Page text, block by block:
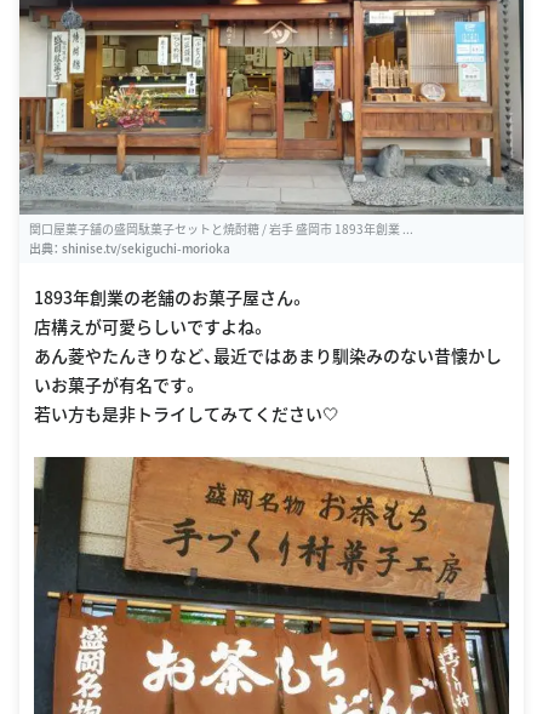
関口屋菓子舗の盛岡駄菓子セットと焼酎糖 / 岩手 盛岡市 1893年創業 ...
出典： shinise.tv/sekiguchi-morioka
1893年創業の老舗のお菓子屋さん。
店構えが可愛らしいですよね。
あん菱やたんきりなど、最近ではあまり馴染みのない昔懐かし
いお菓子が有名です。
若い方も是非トライしてみてください🤍